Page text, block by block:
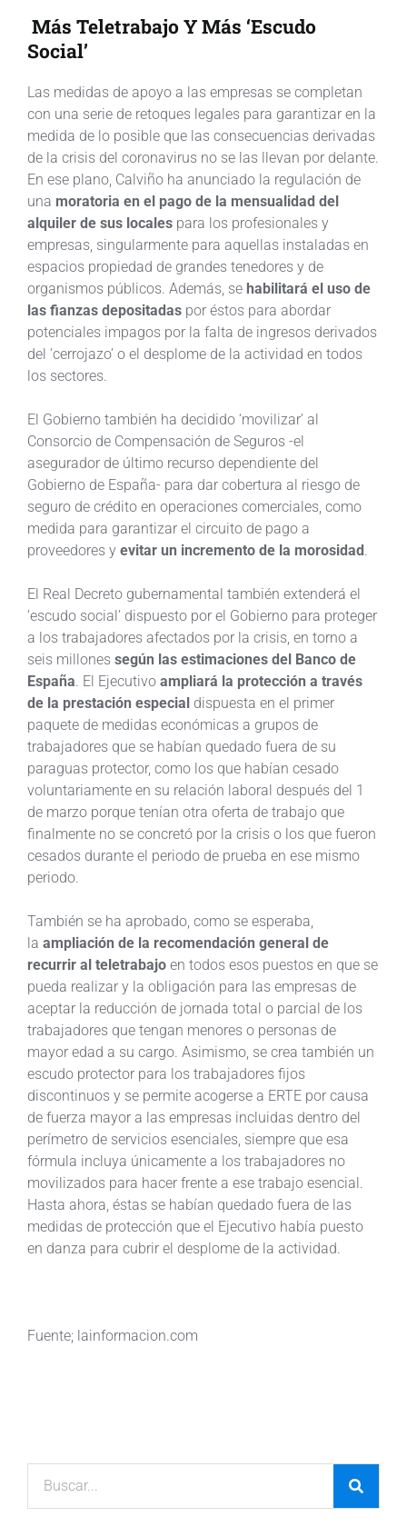
Más Teletrabajo Y Más ‘escudo
Social’
Las medidas de apoyo a las empresas se completan
con una serie de retoques legales para garantizar en la
medida de lo posible que las consecuencias derivadas
de la crisis del coronavirus no se las llevan por delante.
En ese plano, Calviño ha anunciado la regulación de
una moratoria en el pago de la mensualidad del
alquiler de sus locales para los profesionales y
empresas, singularmente para aquellas instaladas en
espacios propiedad de grandes tenedores y de
organismos públicos. Además, se habilitará el uso de
las fianzas depositadas por éstos para abordar
potenciales impagos por la falta de ingresos derivados
del ‘cerrojazo’ o el desplome de la actividad en todos
los sectores.
El Gobierno también ha decidido ‘movilizar’ al
Consorcio de Compensación de Seguros -el
asegurador de último recurso dependiente del
Gobierno de España- para dar cobertura al riesgo de
seguro de crédito en operaciones comerciales, como
medida para garantizar el circuito de pago a
proveedores y evitar un incremento de la morosidad.
El Real Decreto gubernamental también extenderá el
‘escudo social’ dispuesto por el Gobierno para proteger
a los trabajadores afectados por la crisis, en torno a
seis millones según las estimaciones del Banco de
España. El Ejecutivo ampliará la protección a través
de la prestación especial dispuesta en el primer
paquete de medidas económicas a grupos de
trabajadores que se habían quedado fuera de su
paraguas protector, como los que habían cesado
voluntariamente en su relación laboral después del 1
de marzo porque tenían otra oferta de trabajo que
finalmente no se concretó por la crisis o los que fueron
cesados durante el periodo de prueba en ese mismo
periodo.
También se ha aprobado, como se esperaba,
la ampliación de la recomendación general de
recurrir al teletrabajo en todos esos puestos en que se
pueda realizar y la obligación para las empresas de
aceptar la reducción de jornada total o parcial de los
trabajadores que tengan menores o personas de
mayor edad a su cargo. Asimismo, se crea también un
escudo protector para los trabajadores fijos
discontinuos y se permite acogerse a ERTE por causa
de fuerza mayor a las empresas incluidas dentro del
perímetro de servicios esenciales, siempre que esa
fórmula incluya únicamente a los trabajadores no
movilizados para hacer frente a ese trabajo esencial.
Hasta ahora, éstas se habían quedado fuera de las
medidas de protección que el Ejecutivo había puesto
en danza para cubrir el desplome de la actividad.
Fuente; lainformacion.com